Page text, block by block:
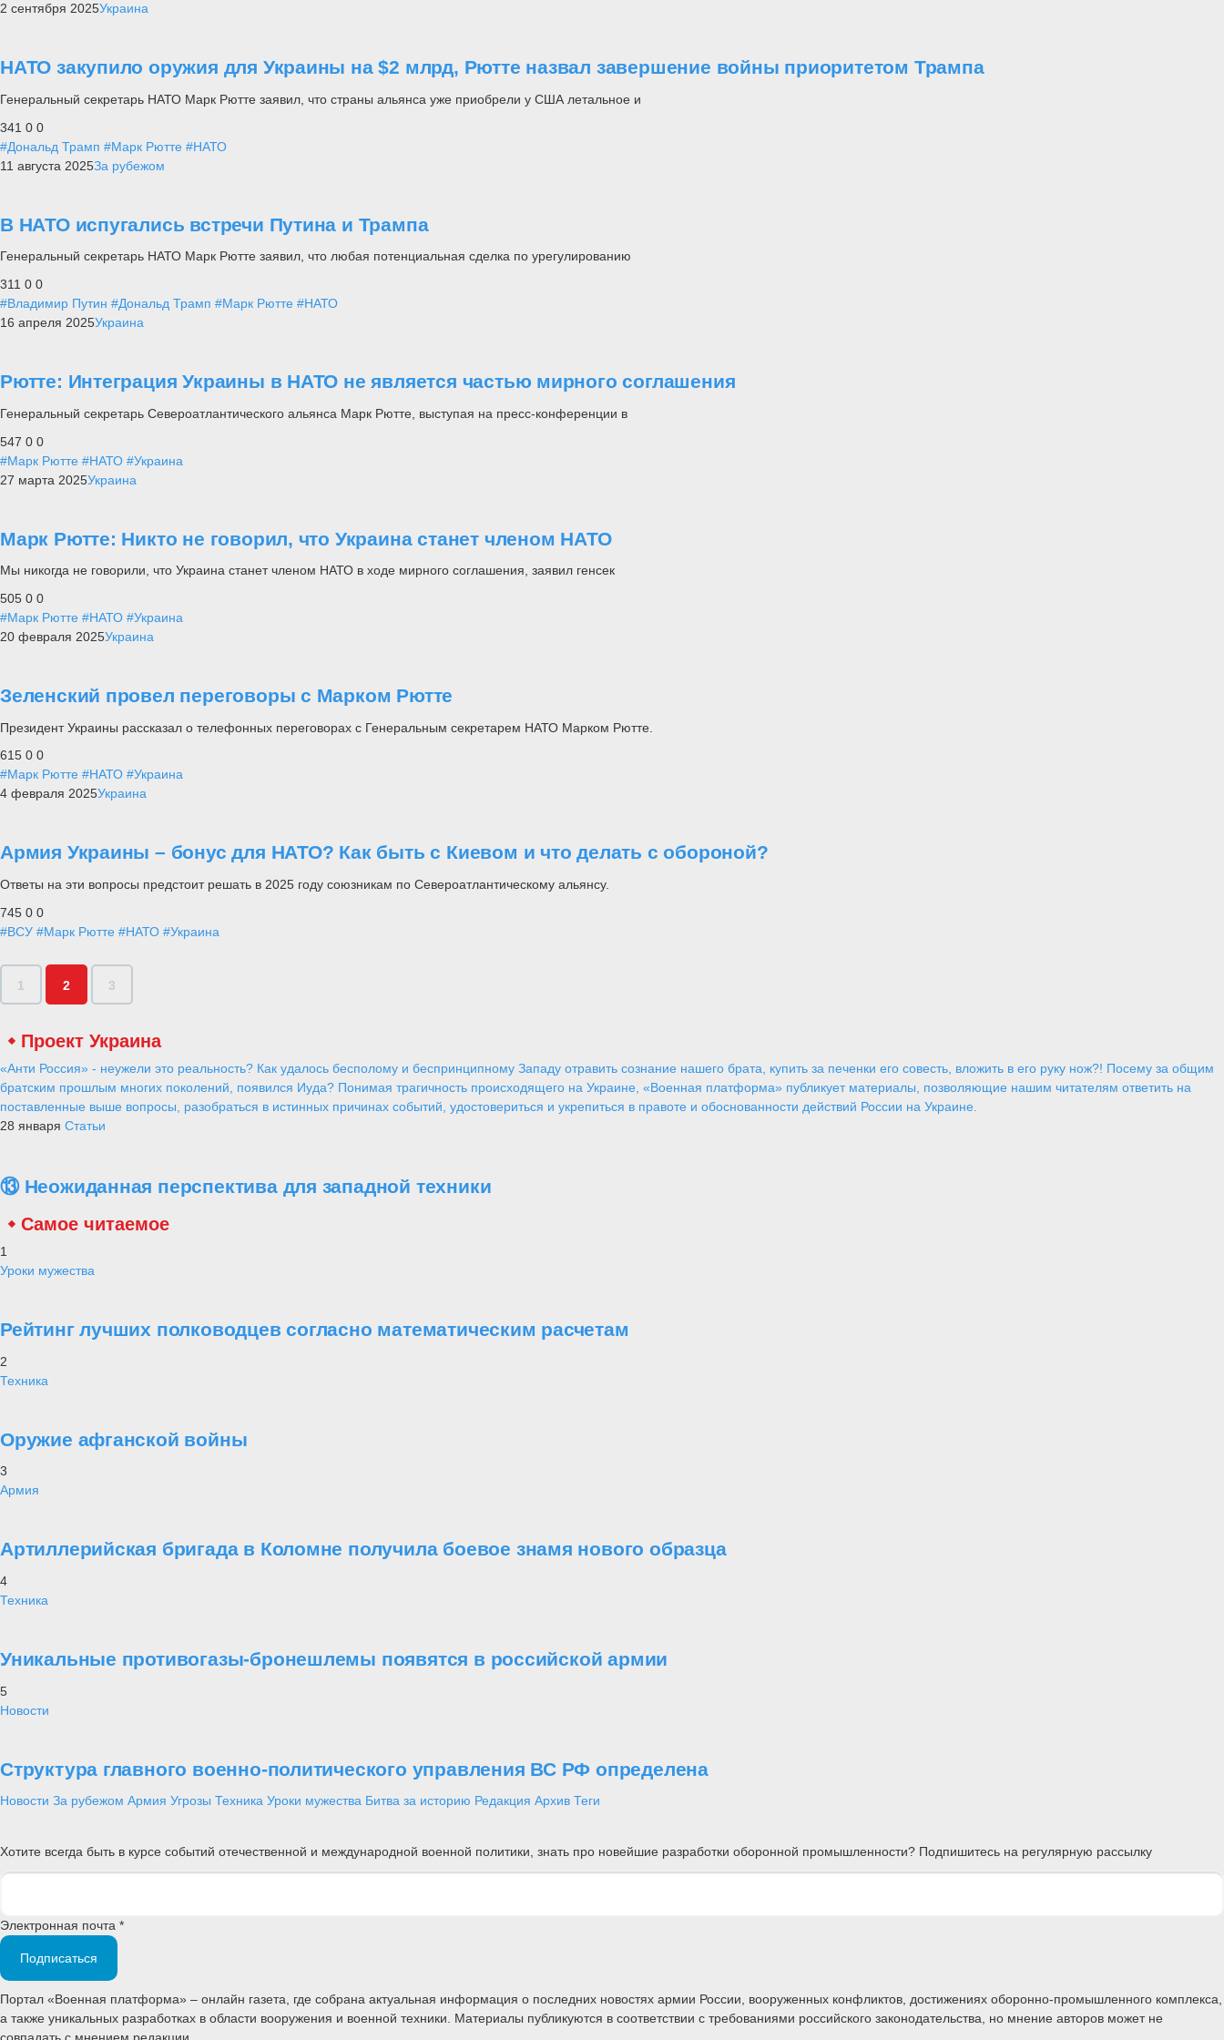
2 сентября 2025Украина
НАТО закупило оружия для Украины на $2 млрд, Рютте назвал завершение войны приоритетом Трампа
Генеральный секретарь НАТО Марк Рютте заявил, что страны альянса уже приобрели у США летальное и
341 0 0
#Дональд Трамп #Марк Рютте #НАТО
11 августа 2025За рубежом
В НАТО испугались встречи Путина и Трампа
Генеральный секретарь НАТО Марк Рютте заявил, что любая потенциальная сделка по урегулированию
311 0 0
#Владимир Путин #Дональд Трамп #Марк Рютте #НАТО
16 апреля 2025Украина
Рютте: Интеграция Украины в НАТО не является частью мирного соглашения
Генеральный секретарь Североатлантического альянса Марк Рютте, выступая на пресс-конференции в
547 0 0
#Марк Рютте #НАТО #Украина
27 марта 2025Украина
Марк Рютте: Никто не говорил, что Украина станет членом НАТО
Мы никогда не говорили, что Украина станет членом НАТО в ходе мирного соглашения, заявил генсек
505 0 0
#Марк Рютте #НАТО #Украина
20 февраля 2025Украина
Зеленский провел переговоры с Марком Рютте
Президент Украины рассказал о телефонных переговорах с Генеральным секретарем НАТО Марком Рютте.
615 0 0
#Марк Рютте #НАТО #Украина
4 февраля 2025Украина
Армия Украины – бонус для НАТО? Как быть с Киевом и что делать с обороной?
Ответы на эти вопросы предстоит решать в 2025 году союзникам по Североатлантическому альянсу.
745 0 0
#ВСУ #Марк Рютте #НАТО #Украина
1 2 3
Проект Украина
«Анти Россия» - неужели это реальность? Как удалось бесполому и беспринципному Западу отравить сознание нашего брата, купить за печенки его совесть, вложить в его руку нож?! Посему за общим
братским прошлым многих поколений, появился Иуда? Понимая трагичность происходящего на Украине, «Военная платформа» публикует материалы, позволяющие нашим читателям ответить на
поставленные выше вопросы, разобраться в истинных причинах событий, удостовериться и укрепиться в правоте и обоснованности действий России на Украине.
28 января Статьи
⑬ Неожиданная перспектива для западной техники
Самое читаемое
1
Уроки мужества
Рейтинг лучших полководцев согласно математическим расчетам
2
Техника
Оружие афганской войны
3
Армия
Артиллерийская бригада в Коломне получила боевое знамя нового образца
4
Техника
Уникальные противогазы-бронешлемы появятся в российской армии
5
Новости
Структура главного военно-политического управления ВС РФ определена
Новости За рубежом Армия Угрозы Техника Уроки мужества Битва за историю Редакция Архив Теги
Хотите всегда быть в курсе событий отечественной и международной военной политики, знать про новейшие разработки оборонной промышленности? Подпишитесь на регулярную рассылку
Электронная почта *
Подписаться
Портал «Военная платформа» – онлайн газета, где собрана актуальная информация о последних новостях армии России, вооруженных конфликтов, достижениях оборонно-промышленного комплекса,
а также уникальных разработках в области вооружения и военной техники. Материалы публикуются в соответствии с требованиями российского законодательства, но мнение авторов может не
совпадать с мнением редакции.